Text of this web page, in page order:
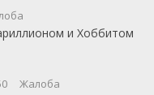
и Хоббитом
Жалоба